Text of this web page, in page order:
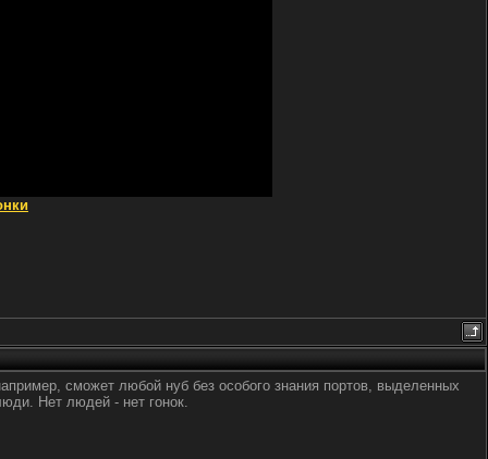
сможет любой нуб без особого знания портов, выделенных
Нет людей - нет гонок.